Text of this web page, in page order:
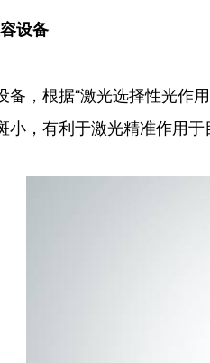
设备
备，根据“激光选择性光作
，有利于激光精准作用